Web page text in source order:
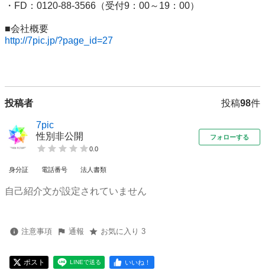
・FD：0120-88-3566（受付9：00～19：00）
http://7pic.jp/?page_id=27
投稿者 投稿98件
7pic
性別非公開
0.0
フォローする
身分証 電話番号 法人書類
自己紹介文が設定されていません
注意事項 通報 お気に入り 3
ポスト LINEで送る いいね！